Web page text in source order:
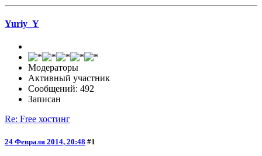
Yuriy_Y
Модераторы
Активный участник
Сообщений: 492
Записан
Re: Free хостинг
24 Февраля 2014, 20:48 #1